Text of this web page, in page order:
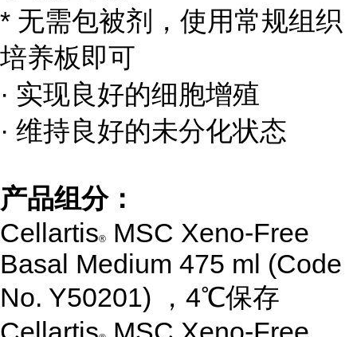
* 无需包被剂，使用常规组织
培养板即可
· 实现良好的细胞增殖
· 维持良好的未分化状态
产品组分：
Cellartis®
MSC Xeno-Free
Basal Medium 475 ml (Code
No. Y50201) ，4℃保存